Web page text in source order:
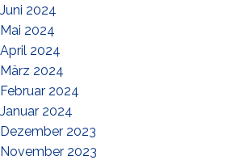
Juni 2024
Mai 2024
April 2024
März 2024
Februar 2024
Januar 2024
Dezember 2023
November 2023